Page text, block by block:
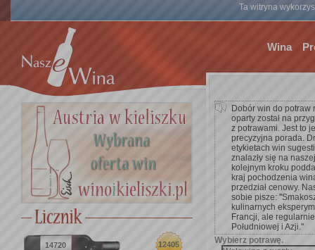
Ta witryna
Wina
14720 12405
Dobór win do potraw
oparty został na
z potrawami. Jest to
precyzyjna porada.
etykietach win
znalazły się na
kolejnym kroku
kraj pochodzenia
przedział cenowy.
sobie pisze:
kulinarnych
Francji, ale
Południowej i Azji.''
Wybierz potrawę.